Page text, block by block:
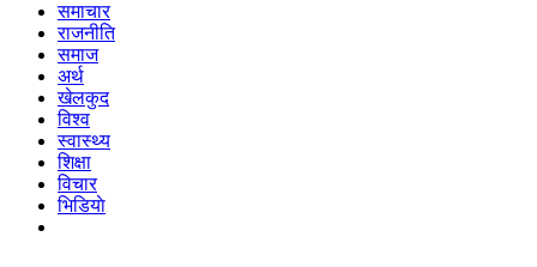
समाचार
राजनीति
समाज
अर्थ
खेलकुद
विश्व
स्वास्थ्य
शिक्षा
विचार
भिडियाे